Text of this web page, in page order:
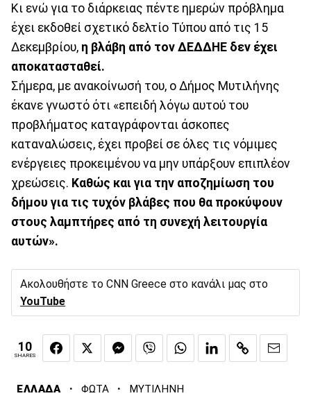
Κι ενώ για το διάρκειας πέντε ημερών πρόβλημα
έχει εκδοθεί σχετικό δελτίο Τύπου από τις 15
Δεκεμβρίου, η βλάβη από τον ΔΕΔΔΗΕ δεν έχει
αποκατασταθεί.
Σήμερα, με ανακοίνωσή του, ο Δήμος Μυτιλήνης
έκανε γνωστό ότι «επειδή λόγω αυτού του
προβλήματος καταγράφονται άσκοπες
καταναλώσεις, έχει προβεί σε όλες τις νόμιμες
ενέργειες προκειμένου να μην υπάρξουν επιπλέον
χρεώσεις. Καθώς και για την αποζημίωση του
δήμου για τις τυχόν βλάβες που θα προκύψουν
στους λαμπτήρες από τη συνεχή λειτουργία
αυτών».
Ακολουθήστε το CNN Greece στο κανάλι μας στο
YouTube
10
SHARES
ΕΛΛΑΔΑ · ΦΩΤΑ · ΜΥΤΙΛΗΝΗ